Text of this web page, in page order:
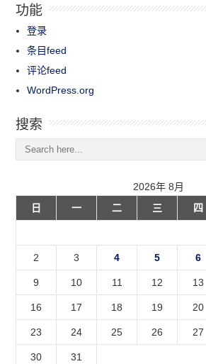
功能
登录
条目feed
评论feed
WordPress.org
搜索
2026年 8月
日
一 二 三 四
2 3 4 5 6
9 10 11 12 13
16 17 18 19 20
23 24 25 26 27
30
31